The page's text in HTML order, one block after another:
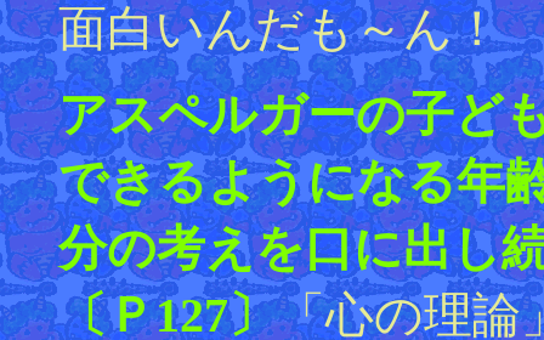
面白いんだも～ん！
アスペルガーの子ど
できるようになる年
分の考えを口に出し
〔Ｐ127〕「心の理論